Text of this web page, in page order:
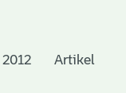
2012 Artikel